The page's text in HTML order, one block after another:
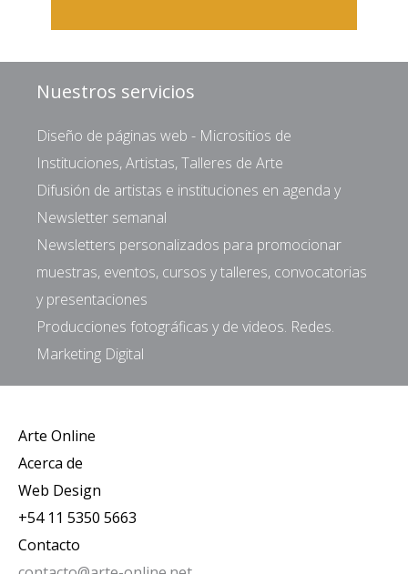
Nuestros servicios
Diseño de páginas web - Micrositios de
Instituciones, Artistas, Talleres de Arte
Difusión de artistas e instituciones en agenda y
Newsletter semanal
Newsletters personalizados para promocionar
muestras, eventos, cursos y talleres, convocatorias
y presentaciones
Producciones fotográficas y de videos. Redes.
Marketing Digital
Arte Online
Acerca de
Web Design
+54 11 5350 5663
Contacto